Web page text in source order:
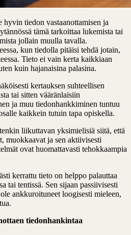
hyvin tiedon vastaanottamisen ja
tämä tarkoittaa lukemista tai
jollain muulla tavalla.
kun tiedolla pitäisi tehdä jotain,
Tieto ei vain kerta kaikkiaan
kuin hajanaisina palasina.
kertauksen suhteellisen
tai sitten vääränlaisiin
ja muu tiedonhankkiminen tuntuu
kaikkein tutuin tapa opiskella.
liikuttavan yksimielisiä siitä, että
muokkaavat ja sen aktiivisesti
ovat huomattavasti tehokkaampia
kerrattu tieto on helppo palauttaa
tai tentissä. Sen sijaan passiivisesti
ankkuroituneet loogisesti mieleen,
tiedonhankintaa